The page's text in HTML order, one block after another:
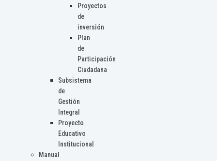
Proyectos
de
inversión
Plan
de
Participación
Ciudadana
Subsistema
de
Gestión
Integral
Proyecto
Educativo
Institucional
Manual